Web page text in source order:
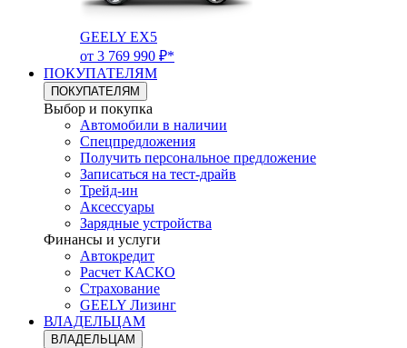
GEELY EX5
от 3 769 990 ₽*
ПОКУПАТЕЛЯМ
ПОКУПАТЕЛЯМ
Выбор и покупка
Автомобили в наличии
Спецпредложения
Получить персональное предложение
Записаться на тест-драйв
Трейд-ин
Аксессуары
Зарядные устройства
Финансы и услуги
Автокредит
Расчет КАСКО
Страхование
GEELY Лизинг
ВЛАДЕЛЬЦАМ
ВЛАДЕЛЬЦАМ